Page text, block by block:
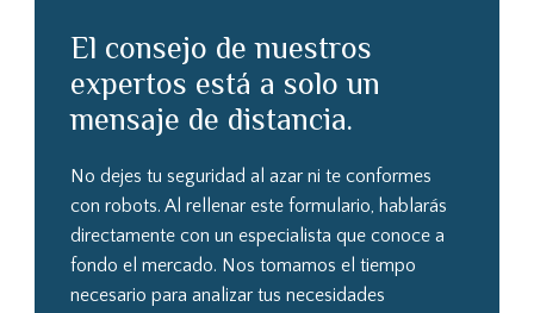
El consejo de nuestros
expertos está a solo un
mensaje de distancia.
No dejes tu seguridad al azar ni te conformes
con robots. Al rellenar este formulario, hablarás
directamente con un especialista que conoce a
fondo el mercado. Nos tomamos el tiempo
necesario para analizar tus necesidades